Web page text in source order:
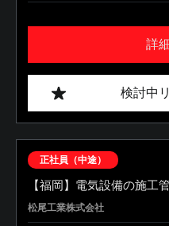
詳
検討中
正社員（中途）
【福岡】電気設備の施工
松尾工業株式会社